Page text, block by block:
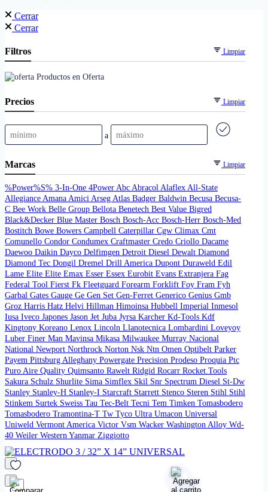
Cerrar
Cerrar
Filtros Limpiar
Productos en Oferta
Precios Limpiar
a
Marcas Limpiar
%Power%S% 3-In-One 4PowerAbcAbracolAlaflexAll-State
AllegianceAmanaAmiciArsegAtlas Badger Baldwin Becusa Becusa-
C Bee Work Belle Group Bellota Benetech Best Value Bigred
Black&Decker Blue Master Bosch Bosch-Acc Bosch-Herr Bosch-Med
Bostitch Bowe Bowers Campbell Caterpillar Cgw Climax Cmt
Comunello Condor Condumex Craftmaster Credo Criollo Dacame
Daewoo Daikin Dayco Delfimgen Detroit Diesel Dewalt Diamond
Diamond Tec Dongil Dremel Drill America Dupont Duraweld Edil
Lame Elite Elite Emax Esser Essex Eurobit Evans Extranjera Fag
Federal Tool Fierst Fk Fleetguard Forearm Forklift Foy Fram Fyh
Garbal Gates Gauge Ge Gen Set Gen-Ferret Generico Genius Gmb
Groz Harris Hatz Helvi Hillman Himoinsa Hubbell Imperial Inmesol
Iusa Iveco Japones Jason Jet Juba Jyrsa Karcher Kd-Tools Kdf
Kingtony Koreano Lenox Lincoln Llanotecnica Lombardini Loveyoy
Luber Finer Man Mavinsa Mikasa Milwaukee Murray Nacional
National Newport Northrock Norton Nsk Ntn Omen Optibelt Parker
Payem Pittsburg Alleghany Powergate Precision Prodeso Proquia Ptc
Puro Aire Quality Quimsanto Rawelt Ridgid Rocarr Rocket.Tools
Sakura Schulz Shurlite Sima Simflex Skil Snr Spectrum Diesel St-Dw
Stanley Stanley-H Stanley-I Starcraft Starrett Stenco Steren Stihl Stihl
Stinkem Surtek Sweiss Tau Tec-Belt Tecni Tem Timken Tomasbodero
Tomasbodero Tramontina-T Tw Tyco Ultra Umacon Universal
Uniweld Vermont America Victor Vsm Wacker Washington Alloy Wd-
40 Weiler WesternYanmar Ziggiotto